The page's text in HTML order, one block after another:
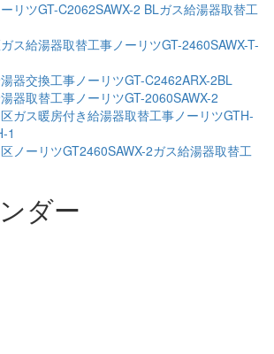
リツGT-C2062SAWX-2 BLガス給湯器取替工
ス給湯器取替工事ノーリツGT-2460SAWX-T-
器交換工事ノーリツGT-C2462ARX-2BL
器取替工事ノーリツGT-2060SAWX-2
ガス暖房付き給湯器取替工事ノーリツGTH-
1
ノーリツGT2460SAWX-2ガス給湯器取替工
ダー